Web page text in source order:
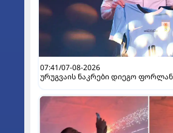
07:41/07-08-2026
ურუგვაის ნაკრები დიეგო